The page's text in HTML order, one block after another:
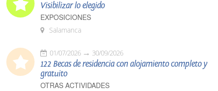
Visibilizar lo elegido
EXPOSICIONES
Salamanca
01/07/2026 30/09/2026
122 Becas de residencia con alojamiento completo y
gratuito
OTRAS ACTIVIDADES